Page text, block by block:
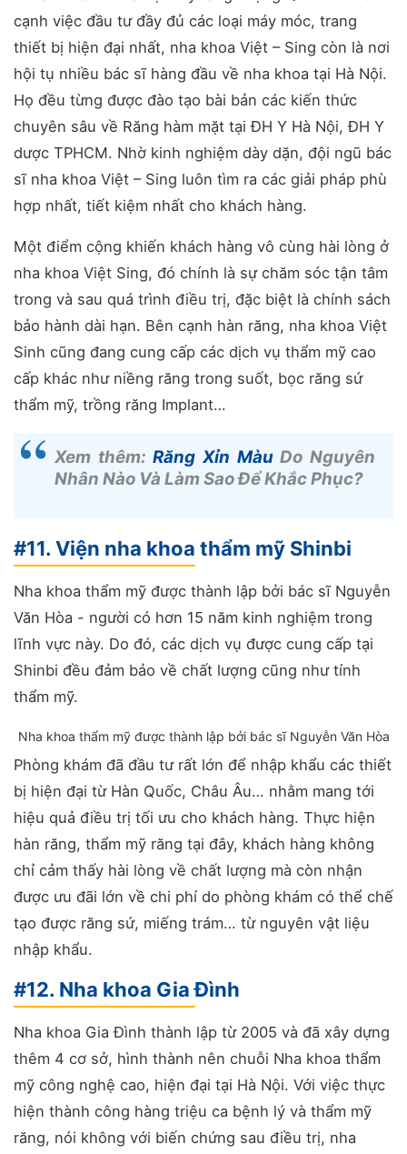
cạnh việc đầu tư đầy đủ các loại máy móc, trang
thiết bị hiện đại nhất, nha khoa Việt – Sing còn là nơi
hội tụ nhiều bác sĩ hàng đầu về nha khoa tại Hà Nội.
Họ đều từng được đào tạo bài bản các kiến thức
chuyên sâu về Răng hàm mặt tại ĐH Y Hà Nội, ĐH Y
dược TPHCM. Nhờ kinh nghiệm dày dặn, đội ngũ bác
sĩ nha khoa Việt – Sing luôn tìm ra các giải pháp phù
hợp nhất, tiết kiệm nhất cho khách hàng.
Một điểm cộng khiến khách hàng vô cùng hài lòng ở
nha khoa Việt Sing, đó chính là sự chăm sóc tận tâm
trong và sau quá trình điều trị, đặc biệt là chính sách
bảo hành dài hạn. Bên cạnh hàn răng, nha khoa Việt
Sinh cũng đang cung cấp các dịch vụ thẩm mỹ cao
cấp khác như niềng răng trong suốt, bọc răng sứ
thẩm mỹ, trồng răng Implant…
Xem thêm:Răng Xỉn MàuDo Nguyên
Nhân Nào Và Làm Sao Để Khắc Phục?
#11. Viện nha khoa thẩm mỹ Shinbi
Nha khoa thẩm mỹ được thành lập bởi bác sĩ Nguyễn
Văn Hòa - người có hơn 15 năm kinh nghiệm trong
lĩnh vực này. Do đó, các dịch vụ được cung cấp tại
Shinbi đều đảm bảo về chất lượng cũng như tính
thẩm mỹ.
Nha khoa thẩm mỹ được thành lập bởi bác sĩ Nguyễn Văn Hòa
Phòng khám đã đầu tư rất lớn để nhập khẩu các thiết
bị hiện đại từ Hàn Quốc, Châu Âu… nhằm mang tới
hiệu quả điều trị tối ưu cho khách hàng. Thực hiện
hàn răng, thẩm mỹ răng tại đây, khách hàng không
chỉ cảm thấy hài lòng về chất lượng mà còn nhận
được ưu đãi lớn về chi phí do phòng khám có thể chế
tạo được răng sứ, miếng trám… từ nguyên vật liệu
nhập khẩu.
#12. Nha khoa Gia Đình
Nha khoa Gia Đình thành lập từ 2005 và đã xây dựng
thêm 4 cơ sở, hình thành nên chuỗi Nha khoa thẩm
mỹ công nghệ cao, hiện đại tại Hà Nội. Với việc thực
hiện thành công hàng triệu ca bệnh lý và thẩm mỹ
răng, nói không với biến chứng sau điều trị, nha